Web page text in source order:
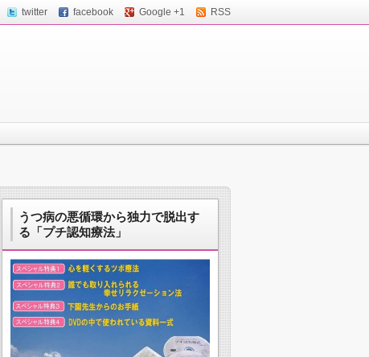
twitter facebook Google +1 RSS
うつ病の悪循環から独力で脱出す
る「プチ認知療法」